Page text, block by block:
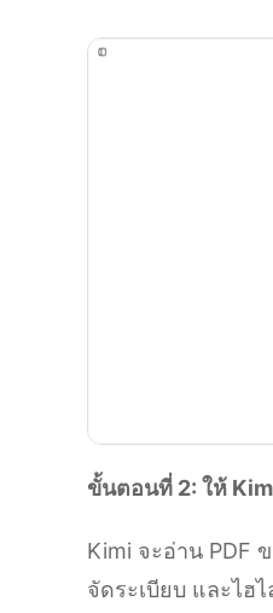
ขั้นตอนที่ 2: ให้
Kimi จะอ่าน PDF
จัดระเบียบ และไฮ